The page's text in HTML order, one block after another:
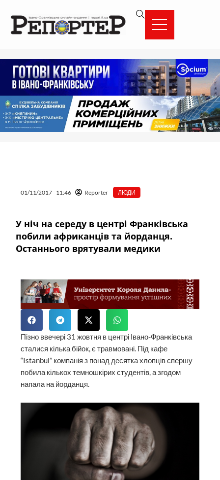
вмісту
01/11/2017 11:46 Reporter ЛЮДИ
У ніч на середу в центрі Франківська
побили африканців та йорданця.
Останнього врятували медики
Пізно ввечері 31 жовтня в центрі Івано-Франківська
сталися кілька бійок, є травмовані. Під кафе
“Istanbul” компанія з понад десятка хлопців спершу
побила кількох темношкірих студентів, а згодом
напала на йорданця.